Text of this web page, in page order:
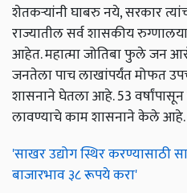
शेतकऱ्यांनी घाबरु नये, सरकार
राज्यातील सर्व शासकीय
आहेत. महात्मा जोतिबा फुले जन
जनतेला पाच लाखांपर्यंत मोफत
शासनाने घेतला आहे. 53
लावण्याचे काम शासनाने केले आहे.
'साखर उद्योग स्थिर करण्यासाठी
बाजारभाव ३८ रूपये करा'